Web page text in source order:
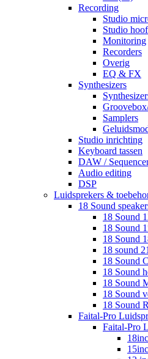
Recording
Studio
Studio
Monitoring
Recorders
Overig
EQ & FX
Synthesizers
Samplers
Studio inrichting
Keyboard tassen
DAW /
Audio editing
DSP
Luidsprekers &
18 Sound
18 Sound
18 Sound
18 Sound
18 sound
18 Sound
18 Sound
18 Sound
18 Sound
18 Sound
Faital-Pro
Faital-Pro